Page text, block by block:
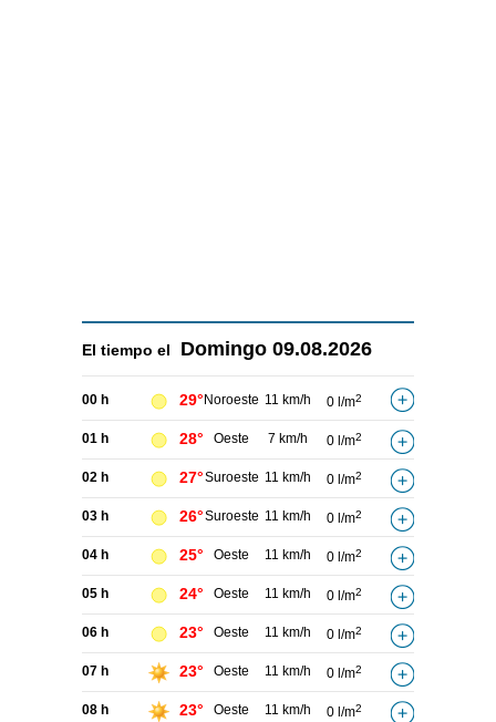
El tiempo el Domingo 09.08.2026
00 h 29° Noroeste 11 km/h 0 l/m2
01 h 28° Oeste 7 km/h 0 l/m2
02 h 27°Suroeste 11 km/h 0 l/m2
03 h 26°Suroeste 11 km/h 0 l/m2
04 h 25° Oeste 11 km/h 0 l/m2
05 h 24° Oeste 11 km/h 0 l/m2
06 h 23° Oeste 11 km/h 0 l/m2
07 h 23° Oeste 11 km/h 0 l/m2
08 h 23° Oeste 11 km/h 0 l/m2